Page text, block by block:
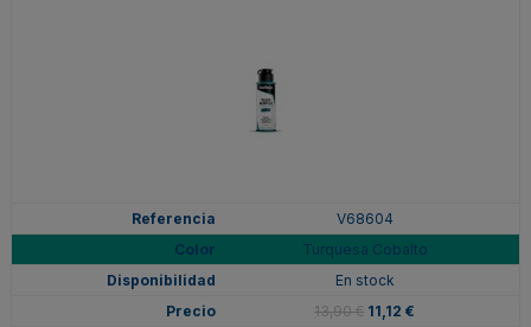
V68604
Turquesa Cobalto
En stock
13,90 € 11,12 €